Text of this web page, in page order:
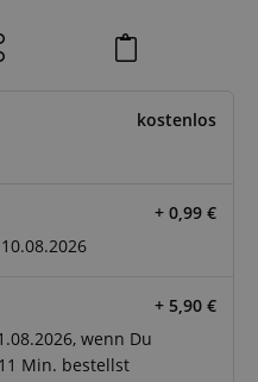
kostenlos
+ 0,99 €
+ 5,90 €
wenn Du
11 Min. bestellst